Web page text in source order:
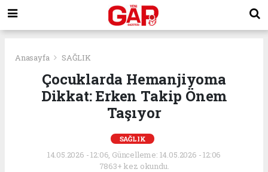
Anasayfa SAĞLIK
Çocuklarda Hemanjiyoma
Dikkat: Erken Takip Önem
Taşıyor
SAĞLIK
14.05.2026 - 12:06, Güncelleme: 14.05.2026 - 12:06
7863+ kez okundu.